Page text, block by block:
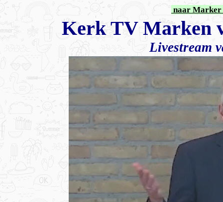
naar Marker
Kerk TV Marken
Livestream